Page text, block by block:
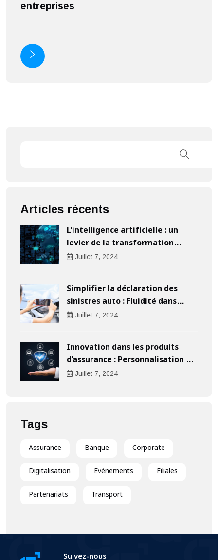
entreprises
Articles récents
L’intelligence artificielle : un
levier de la transformation
digitale pour les entreprises
Juillet 7, 2024
Simplifier la déclaration des
sinistres auto : Fluidité dans
l’indemnisation
Juillet 7, 2024
Innovation dans les produits
d’assurance : Personnalisation au
cœur de l’expérience client
Juillet 7, 2024
Tags
Assurance Banque Corporate
Digitalisation Evènements Filiales
Partenariats Transport
Suivez-nous